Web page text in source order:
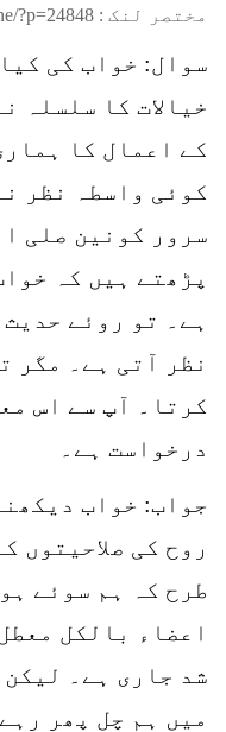
مختصر لنک : ?p=24848
سوال: خواب کی
خیالات کا سلسلہ
کے اعمال کا
کوئی واسطہ نظر
سرور کونین صلی
پڑھتے ہیں کہ
ہے۔ تو روئے
نظر آتی ہے۔ مگر
کرتا۔ آپ سے اس
درخواست ہے۔
جواب: خواب
روح کی صلاحیتوں
طرح کہ ہم سوئے
اعضاء بالکل
شد جاری ہے۔
میں ہم چل پھر